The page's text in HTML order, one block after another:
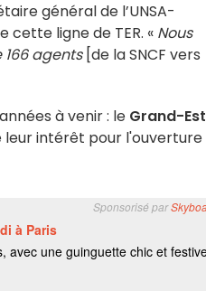
général de l’UNSA-
cette ligne de TER. « Nous
agents [de la SNCF vers
à venir : le Grand-
intérêt pour l'ouverture